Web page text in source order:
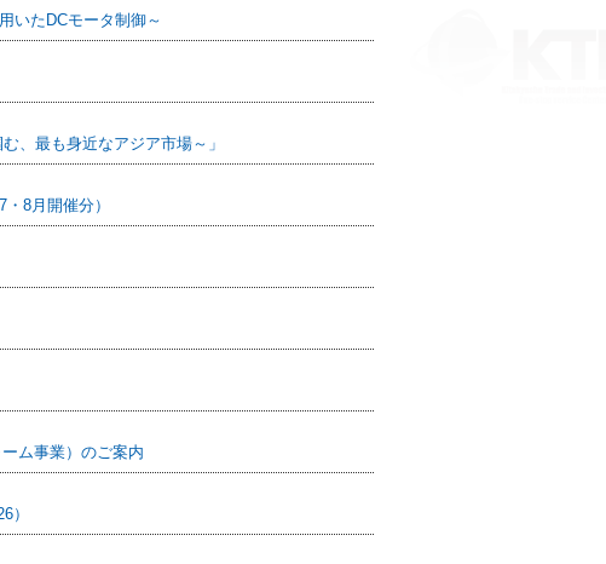
いたDCモータ制御～
、最も身近なアジア市場～」
8月開催分）
ム事業）のご案内
）